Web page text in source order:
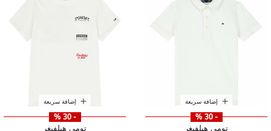
إضافة سريعة
- 30 %
تومي هيلفيغر
إضافة سريعة
- 30 %
تومي هيلفيغر